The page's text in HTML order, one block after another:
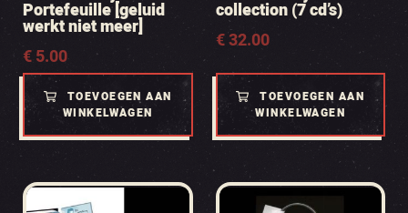
Portefeuille [geluid
werkt niet meer]
€5.00
TOEVOEGEN AAN
WINKELWAGEN
collection (7 cd’s)
€32.00
TOEVOEGEN AAN
WINKELWAGEN